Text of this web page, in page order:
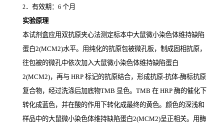
2．有效期： 6 个月
实验原理
本试剂盒应用双抗原夹心法测定标本中大鼠微小染色体维持缺陷
蛋白2(MCM2)水平。用纯化的抗原包被微孔板，制成固相抗原，
往包被的微孔中依次加入大鼠微小染色体维持缺陷蛋白
2(MCM2)，再与 HRP 标记的抗原结合，形成抗原-抗体-酶标抗原
复合物，经过洗涤后加底物TMB 显色。 TMB 在 HRP 酶的催化下
转化成蓝色，并在酸的作用下转化成最终的黄色。颜色的深浅和
样品中的大鼠微小染色体维持缺陷蛋白2(MCM2)呈正相关。用酶